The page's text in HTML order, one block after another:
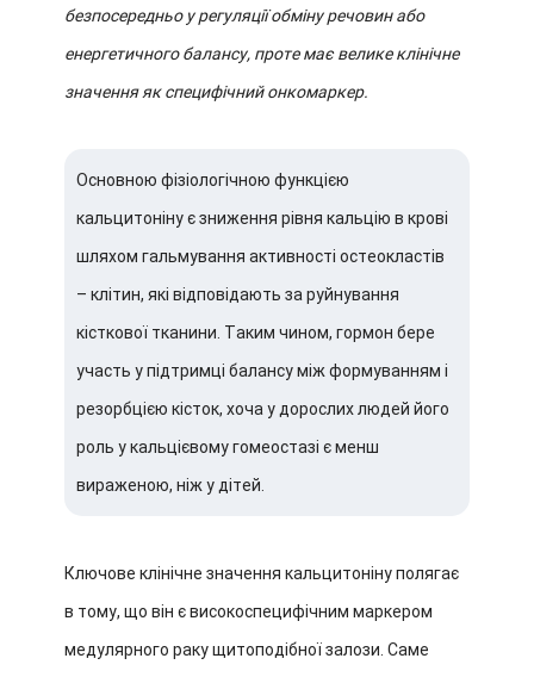
безпосередньо у регуляції обміну речовин або
енергетичного балансу, проте має велике клінічне
значення як специфічний онкомаркер.
Основною фізіологічною функцією
кальцитоніну є зниження рівня кальцію в крові
шляхом гальмування активності остеокластів
– клітин, які відповідають за руйнування
кісткової тканини. Таким чином, гормон бере
участь у підтримці балансу між формуванням і
резорбцією кісток, хоча у дорослих людей його
роль у кальцієвому гомеостазі є менш
вираженою, ніж у дітей.
Ключове клінічне значення кальцитоніну полягає
в тому, що він є високоспецифічним маркером
медулярного раку щитоподібної залози. Саме